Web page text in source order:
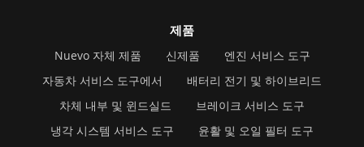
제품
Nuevo 자체 제품 신제품
엔진 서비스 도구
자동차 서비스 도구에서
배터리 전기 및 하이브리드
차체 내부 및 윈드실드
브레이크 서비스 도구
냉각 시스템 서비스 도구
윤활 및 오일 필터 도구